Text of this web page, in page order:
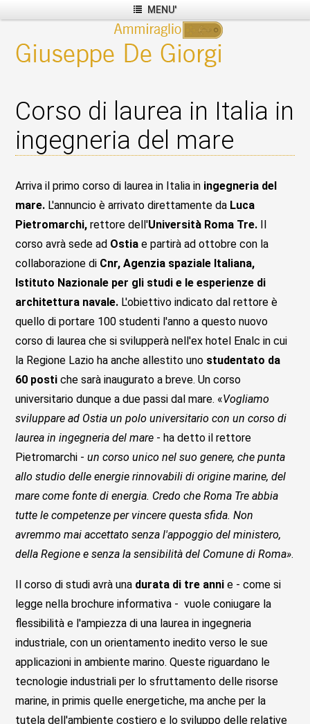
MENU'
Corso di laurea in Italia in
ingegneria del mare
Arriva il primo corso di laurea in Italia in ingegneria del
mare. L'annuncio è arrivato direttamente da Luca
Pietromarchi,rettore dell'Università Roma Tre. Il
corso avrà sede ad Ostiae partirà ad ottobre con la
collaborazione di Cnr, Agenzia spaziale Italiana,
Istituto Nazionale per gli studi e le esperienze di
architettura navale. L'obiettivo indicato dal rettore è
quello di portare 100 studenti l'anno a questo nuovo
corso di laurea che si svilupperà nell'ex hotel Enalc in cui
la Regione Lazio ha anche allestito uno studentato da
60 posti che sarà inaugurato a breve. Un corso
universitario dunque a due passi dal mare. «Vogliamo
sviluppare ad Ostia un polo universitario con un corso di
laurea in ingegneria del mare - ha detto il rettore
Pietromarchi - un corso unico nel suo genere, che punta
allo studio delle energie rinnovabili di origine marine, del
mare come fonte di energia. Credo che Roma Tre abbia
tutte le competenze per vincere questa sfida. Non
avremmo mai accettato senza l'appoggio del ministero,
della Regione e senza la sensibilità del Comune di Roma».
Il corso di studi avrà una durata di tre anni e - come si
legge nella brochure informativa - vuole coniugare la
flessibilità e l'ampiezza di una laurea in ingegneria
industriale, con un orientamento inedito verso le sue
applicazioni in ambiente marino. Queste riguardano le
tecnologie industriali per lo sfruttamento delle risorse
marine, in primis quelle energetiche, ma anche per la
tutela dell'ambiente costiero e lo sviluppo delle relative